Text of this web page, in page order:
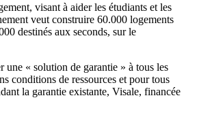
visant à aider les étudiants et les
veut construire 60.000 logements
destinés aux seconds, sur le
une « solution de garantie » à tous les
conditions de ressources et pour tous
la garantie existante, Visale, financée